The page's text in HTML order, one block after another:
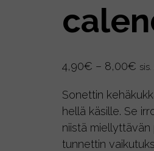
4,90€ – 8,00€
-
Sonettin
hellä käsille. Se
niistä
tunnettin